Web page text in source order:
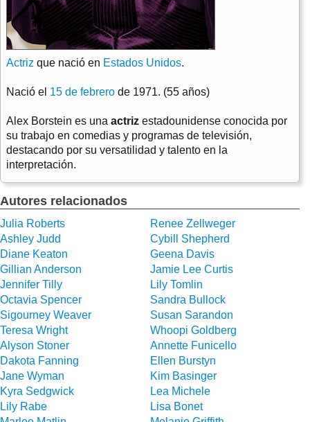
Actriz que nació en Estados Unidos.
Nació el 15 de febrero de 1971. (55 años)
Alex Borstein es una actriz estadounidense conocida por
su trabajo en comedias y programas de televisión,
destacando por su versatilidad y talento en la
interpretación.
Autores relacionados
Julia Roberts
Renee Zellweger
Ashley Judd
Cybill Shepherd
Diane Keaton
Geena Davis
Gillian Anderson
Jamie Lee Curtis
Jennifer Tilly
Lily Tomlin
Octavia Spencer
Sandra Bullock
Sigourney Weaver
Susan Sarandon
Teresa Wright
Whoopi Goldberg
Alyson Stoner
Annette Funicello
Dakota Fanning
Ellen Burstyn
Jane Wyman
Kim Basinger
Kyra Sedgwick
Lea Michele
Lily Rabe
Lisa Bonet